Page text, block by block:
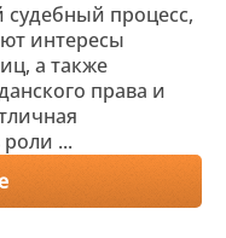
судебный процесс,
интересы
а также
права и
...